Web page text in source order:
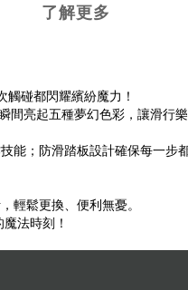
了解更多
碰都閃耀繽紛魔力！
亮起五種夢幻色彩，讓滑行
能；防滑踏板設計確保每一步都
輕鬆更換、便利無憂。
法時刻！